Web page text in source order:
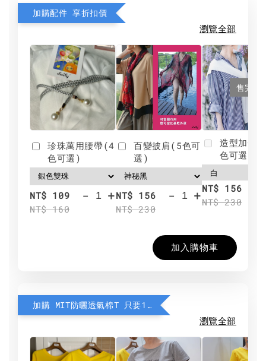
加購配件 享折扣價
瀏覽全部
珍珠萬用腰帶(4
色可選)
NT$ 109
NT$ 160
- +
百變披肩(5色可
選)
NT$ 156
NT$ 230
- +
售完
造型加分
色可選)
NT$ 156
NT$ 230
加入購物車
加購 MIT防曬透氣棉T 只要190元
瀏覽全部